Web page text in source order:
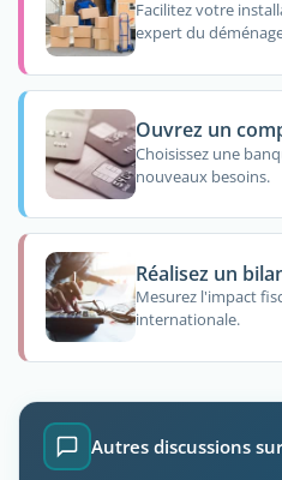
Facilitez votre
expert du
Ouvrez un
Choisissez une
nouveaux besoins.
Réalisez un
Mesurez l'impact
internationale.
Autres discussions